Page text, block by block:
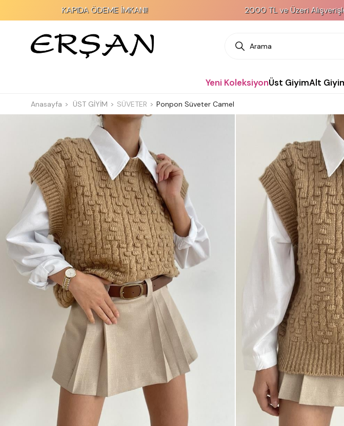
KAPIDA ÖDEME İMKANI! 2000 TL ve Üzeri
Yeni KoleksiyonÜst GiyimAlt
Anasayfa ÜST GİYİM SÜVETER Ponpon Süveter Camel